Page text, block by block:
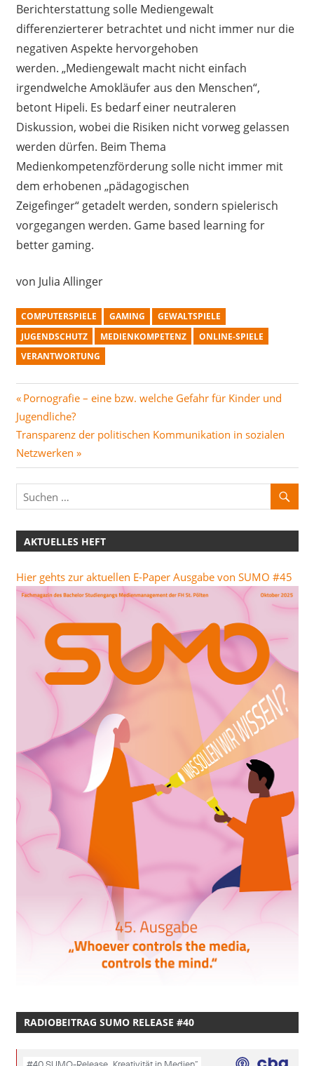
Berichterstattungsolle Mediengewalt
differenzierterer betrachtet und nicht immer nur die
negativen Aspekte hervorgehoben
werden. „Mediengewalt macht nicht einfach
irgendwelche Amokläufer aus den Menschen“,
betont Hipeli. Es bedarf einer neutraleren
Diskussion, wobei die Risiken nicht vorweg gelassen
werden dürfen. Beim Thema
Medienkompetenzförderung solle nicht immer mit
dem erhobenen „pädagogischen
Zeigefinger“getadelt werden, sondern spielerisch
vorgegangen werden. Game based learning for
better gaming.
von Julia Allinger
COMPUTERSPIELE GAMING
GEWALTSPIELE
JUGENDSCHUTZ
MEDIENKOMPETENZ
ONLINE-SPIELE
VERANTWORTUNG
Beitragsnavigation
Vorheriger
Beitrag:
Pornografie – eine bzw. welche Gefahr für Kinder und
Jugendliche?
Nächster
Beitrag:
Transparenz der politischen Kommunikation in sozialen
Netzwerken
AKTUELLES HEFT
Hier gehts zur aktuellen E-Paper Ausgabe von SUMO #45
RADIOBEITRAG SUMO RELEASE #40